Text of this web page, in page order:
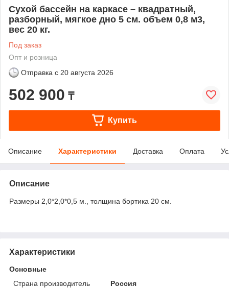
Сухой бассейн на каркасе – квадратный,
разборный, мягкое дно 5 см. объем 0,8 м3,
вес 20 кг.
Под заказ
Опт и розница
Отправка с 20 августа 2026
502 900 ₸
Купить
Описание Характеристики Доставка Оплата
Описание
Размеры 2,0*2,0*0,5 м., толщина бортика 20 см.
Характеристики
Основные
Страна производитель
Россия